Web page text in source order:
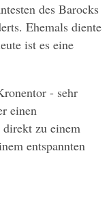
des Barocks
Ehemals diente
ist es eine
- sehr
einen
zu einem
entspannten